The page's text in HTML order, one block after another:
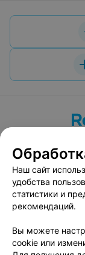
Вакансии
Наш сайт
удобства
статистики и
рекомендаций.
Вы можете
cookie или